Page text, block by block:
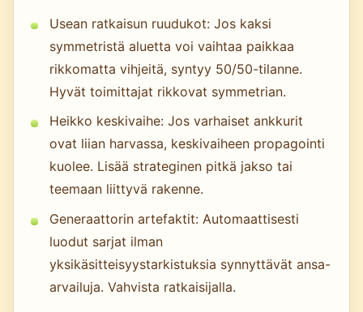
Usean ratkaisun ruudukot: Jos kaksi
symmetristä aluetta voi vaihtaa paikkaa
rikkomatta vihjeitä, syntyy 50/50-tilanne.
Hyvät toimittajat rikkovat symmetrian.
Heikko keskivaihe: Jos varhaiset ankkurit
ovat liian harvassa, keskivaiheen propagointi
kuolee. Lisää strateginen pitkä jakso tai
teemaan liittyvä rakenne.
Generaattorin artefaktit: Automaattisesti
luodut sarjat ilman
yksikäsitteisyystarkistuksia synnyttävät ansa-
arvailuja. Vahvista ratkaisijalla.